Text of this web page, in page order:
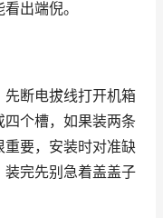
出端倪。
断电拔线打开机箱
个槽，如果装两条
要，安装时对准缺
装完先别急着盖盖子